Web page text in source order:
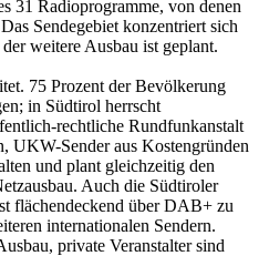
31 Radioprogramme, von denen
Sendegebiet konzentriert sich
weitere Ausbau ist geplant.
75 Prozent der Bevölkerung
in Südtirol herrscht
rechtliche Rundfunkanstalt
UKW-Sender aus Kostengründen
und plant gleichzeitig den
Auch die Südtiroler
flächendeckend über DAB+ zu
internationalen Sendern.
private Veranstalter sind